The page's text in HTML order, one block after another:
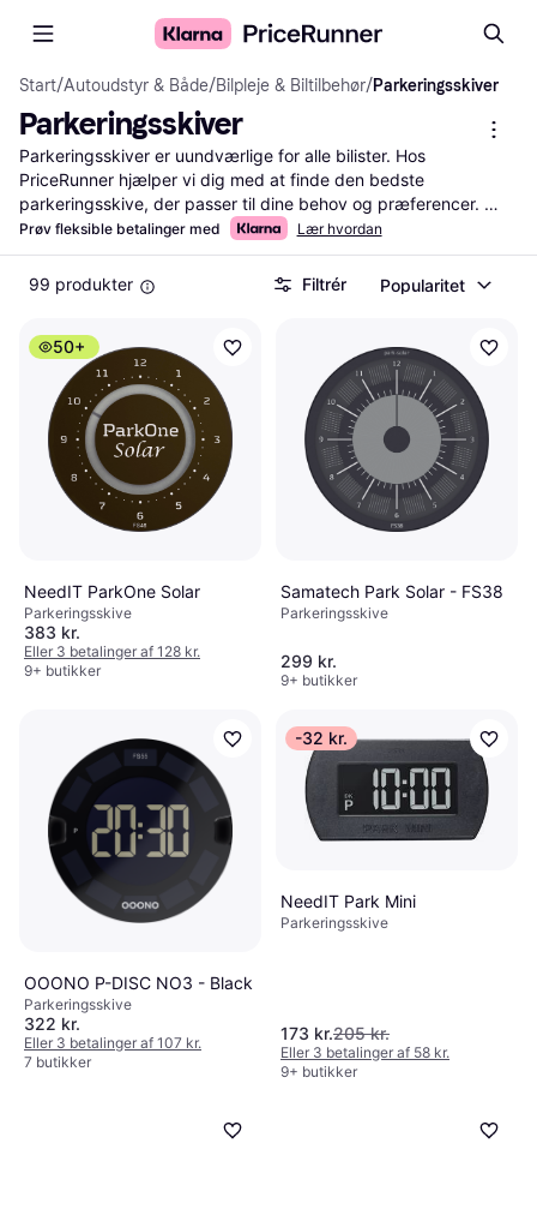
Start/Autoudstyr & Både/Bilpleje & Biltilbehør/Parkeringsskiver
Parkeringsskiver
Parkeringsskiver er uundværlige for alle bilister. Hos
PriceRunner hjælper vi dig med at finde den bedste
parkeringsskive, der passer til dine behov og præferencer.
Vores kategorifiltre gør det nemt at navigere gennem de
mange muligheder. Du kan sortere efter pris, mærke og
brugeranmeldelser for at sikre, at du træffer den rigtige
beslutning. Parkeringsskiver kommer i forskellige designs og
kørselsvaner. Brug vores sammenligningsværktøj til at se
forskellene mellem produkterne og finde den bedste værdi for
pengene. Læs brugeranmeldelser for ægte feedback fra andre
bilister. Start her for at finde din nye parkeringsskive og gør
parkeringen lettere og mere bekymringsfri.
Mere om parkeringsskiver »
Prøv fleksible betalinger med Lær hvordan
99 produkter Filtrér Popularitet
50+
NeedIT ParkOne Solar
Parkeringsskive
383 kr.
Eller 3 betalinger af 128 kr.
9+ butikker
Samatech Park Solar - FS38
Parkeringsskive
299 kr.
9+ butikker
OOONO P-DISC NO3 - Black
Parkeringsskive
322 kr.
Eller 3 betalinger af 107 kr.
7 butikker
-32 kr.
NeedIT Park Mini
Parkeringsskive
173 kr.205 kr.
Eller 3 betalinger af 58 kr.
9+ butikker